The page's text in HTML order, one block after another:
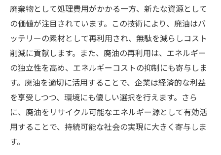
廃棄物として処理費用がかかる一方、新たな資源として
の価値が注目されています。この技術により、廃油はバ
ッテリーの素材として再利用され、無駄を減らしコスト
削減に貢献します。また、廃油の再利用は、エネルギー
の独立性を高め、エネルギーコストの抑制にも寄与しま
す。廃油を適切に活用することで、企業は経済的な利益
を享受しつつ、環境にも優しい選択を行えます。さら
に、廃油をリサイクル可能なエネルギー源として有効活
用することで、持続可能な社会の実現に大きく寄与しま
す。